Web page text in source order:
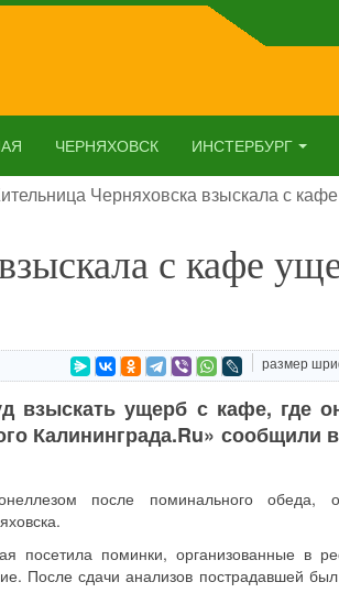
ЧЕРНЯХОВСК ИНСТЕРБУРГ
Черняховска взыскала с
с кафе
размер
взыскать ущерб с кафе, где
Калининграда.Ru» сообщили
после поминального обеда,
посетила поминки, организованные в
После сдачи анализов пострадавшей был